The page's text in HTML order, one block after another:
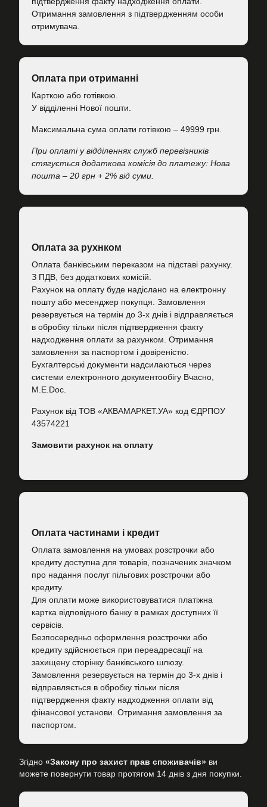
Отримання замовлення з підтвердженням особи
отримувача.
Оплата при отриманні
Карткою або готівкою.
У відділенні Нової пошти.
Максимальна сума оплати готівкою – 49999 грн.
При оплаті у відділеннях служб перевізників
стягується додаткова комісія до платежу: Нова
пошта – 20 грн + 2% від суми.
Оплата за рухнком
Оплата банківським переказом на підставі рахунку.
З ПДВ, без додаткових комісій.
Рахунок на оплату буде надіслано на електронну
пошту або месенджер покупця. Замовлення
резервується на термін до 3-х днів і відправляється
в обробку тільки після підтвердження факту
надходження оплати за рахунком. Отримання
замовлення за паспортом і довіреністю.
Бухгалтерські документи надсилаються через
системи електронного документообігу Вчасно,
M.E.Doc.
Рахунок від ТОВ «АКВАМАРКЕТ.УА» код ЄДРПОУ
43574221
Замовити рахунок на оплату
Оплата частинами і кредит
Оплата замовлення на умовах розстрочки або
кредиту доступна для товарів, позначених значком
про надання послуг пільгових розстрочки або
кредиту.
Для оплати може використовуватися платіжна
картка відповідного банку в рамках доступних її
сервісів.
Безпосередньо оформлення розстрочки або
кредиту здійснюється при переадресації на
захищену сторінку банківського шлюзу.
Замовлення резервується на термін до 3-х днів і
відправляється в обробку тільки після
підтвердження факту надходження оплати від
фінансової установи. Отримання замовлення за
паспортом.
Згідно «Закону про захист прав споживачів» ви
можете повернути товар протягом 14 днів з дня покупки.